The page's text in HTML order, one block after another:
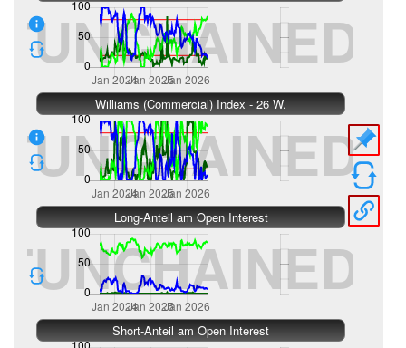
Williams (Commercial) Index - 26 W.
Long-Anteil am Open Interest
Short-Anteil am Open Interest